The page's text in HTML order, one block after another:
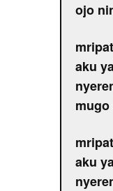
ojo
aku
aku